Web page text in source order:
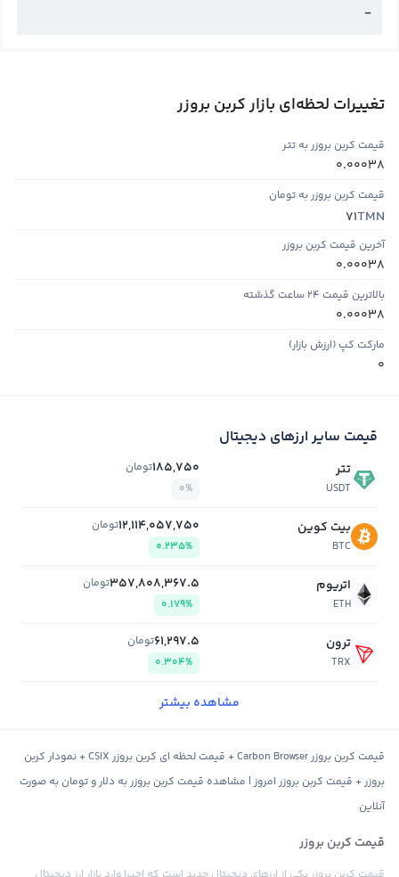
-
تغییرات لحظه‌ای بازار کربن بروزر
قیمت کربن بروزر به تتر
0.00038
قیمت کربن بروزر به تومان
TMN
71
آخرین قیمت کربن بروزر
0.00038
بالاترین قیمت ۲۴ ساعت گذشته
0.00038
مارکت کپ (ارزش بازار)
0
قیمت سایر ارزهای دیجیتال
تتر
USDT
185,750تومان
0%
بیت کوین
BTC
12,114,057,750تومان
0.235%
اتریوم
ETH
357,808,367.5تومان
0.179%
ترون
TRX
61,297.5تومان
0.304%
مشاهده بیشتر
قیمت کربن بروزر Carbon Browser + قیمت لحظه ای کربن بروزر CSIX + نمودار کربن
بروزر + قیمت کربن بروزر امروز | مشاهده قیمت کربن بروزر به دلار و تومان به صورت
آنلاین
قیمت کربن بروزر